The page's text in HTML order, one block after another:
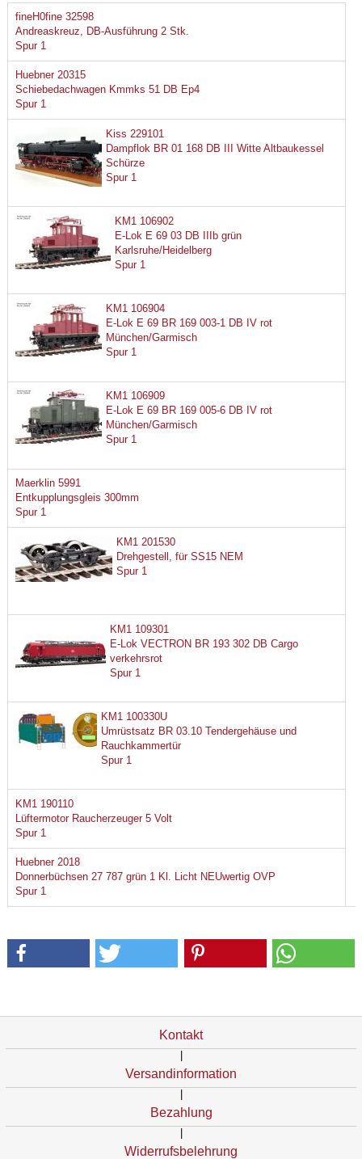
fineH0fine 32598
Andreaskreuz, DB-Ausführung 2 Stk.
Spur 1
Huebner 20315
Schiebedachwagen Kmmks 51 DB Ep4
Spur 1
Kiss 229101
Dampflok BR 01 168 DB III Witte Altbaukessel
Schürze
Spur 1
KM1 106902
E-Lok E 69 03 DB IIIb grün
Karlsruhe/Heidelberg
Spur 1
KM1 106904
E-Lok E 69 BR 169 003-1 DB IV rot
München/Garmisch
Spur 1
KM1 106909
E-Lok E 69 BR 169 005-6 DB IV rot
München/Garmisch
Spur 1
Maerklin 5991
Entkupplungsgleis 300mm
Spur 1
KM1 201530
Drehgestell, für SS15 NEM
Spur 1
KM1 109301
E-Lok VECTRON BR 193 302 DB Cargo
verkehrsrot
Spur 1
KM1 100330U
Umrüstsatz BR 03.10 Tendergehäuse und
Rauchkammertür
Spur 1
KM1 190110
Lüftermotor Raucherzeuger 5 Volt
Spur 1
Huebner 2018
Donnerbüchsen 27 787 grün 1 Kl. Licht NEUwertig OVP
Spur 1
Kontakt
Versandinformation
Bezahlung
Widerrufsbelehrung